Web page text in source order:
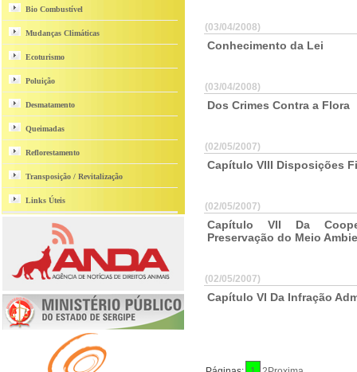
Bio Combustível
Mudanças Climáticas
Ecoturismo
Poluição
Desmatamento
Queimadas
Reflorestamento
Transposição / Revitalização
Links Úteis
(03/04/2008)
Conhecimento da Lei
(03/04/2008)
Dos Crimes Contra a Flora
(02/05/2007)
Capítulo VIII Disposições
(02/05/2007)
Capítulo VII Da
Preservação do Meio
(02/05/2007)
Capítulo VI Da Infração